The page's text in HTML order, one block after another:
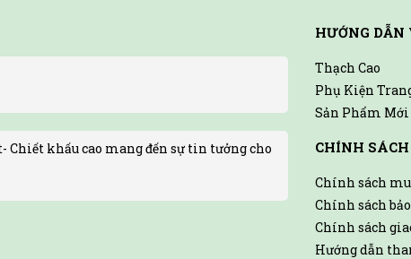
Chiết khấu cao mang đến sự tin tưởng cho
HƯỚNG
Thạch Cao
Phụ Kiện
Sản Phẩm Mới
CHÍNH SÁCH
Chính sách
Chính sách
Chính sách
Hướng dẫn